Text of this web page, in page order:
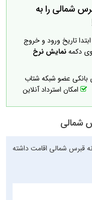
شمالی را به
تاریخ ورود و خروج
دکمهنمایش نرخ
بانکی عضو شبکه شتاب
امکان استرداد آنلاین
شمالی
قبرس شمالی اقامت داشته